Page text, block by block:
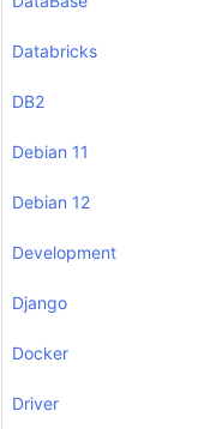
Databricks
DB2
Debian 11
Debian 12
Development
Django
Docker
Driver